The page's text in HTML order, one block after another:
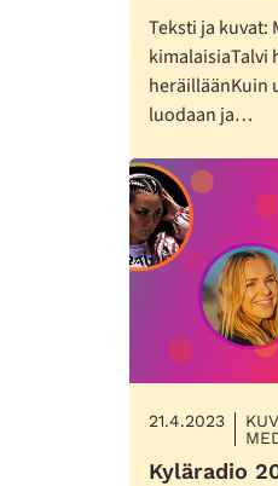
Teksti ja kuvat:
kimalaisiaTalvi
heräilläänKuin
luodaan ja…
21.4.2023
Kyläradio